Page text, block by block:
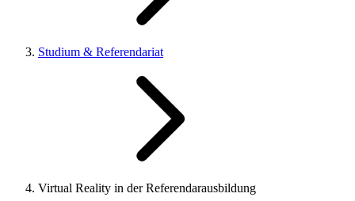
Studium & Referendariat
Virtual Reality in der Referendarausbildung